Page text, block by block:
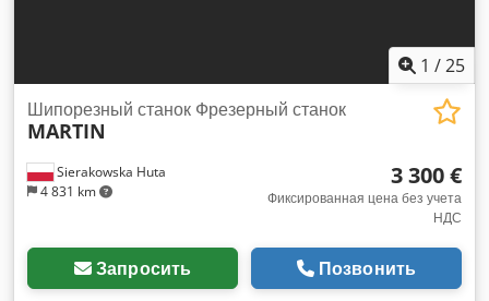
1 /25
Sierakowska Huta
4 831 km
Шипорезный станок Фрезерный станок
MARTIN
3 300 €
Фиксированная цена без учета
НДС
Запросить Позвонить